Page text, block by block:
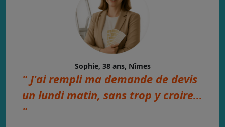
Sophie, 38 ans, Nîmes
" J'ai rempli ma demande de devis
un lundi matin, sans trop y croire...
"